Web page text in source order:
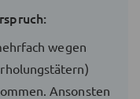
wegen
Ansonsten